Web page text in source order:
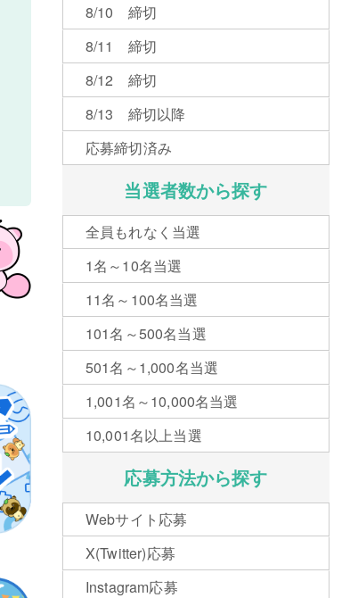
8/10 締切
8/11 締切
8/12 締切
8/13 締切以降
応募締切済み
当選者数から探す
全員もれなく当選
1名～10名当選
11名～100名当選
101名～500名当選
501名～1,000名当選
1,001名～10,000名当選
10,001名以上当選
応募方法から探す
Webサイト応募
X(Twitter)応募
Instagram応募